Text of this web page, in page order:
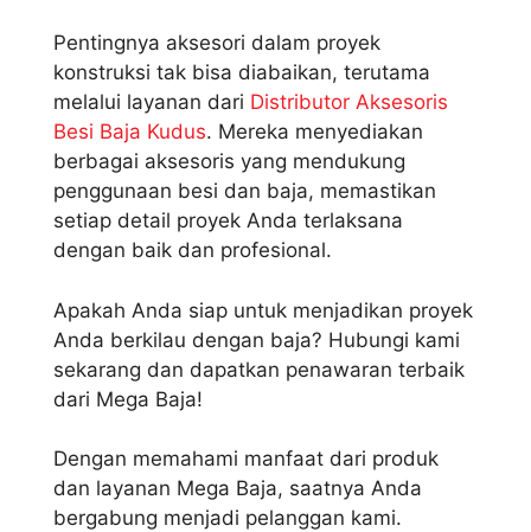
Pentingnya aksesori dalam proyek
konstruksi tak bisa diabaikan, terutama
melalui layanan dari Distributor Aksesoris
Besi Baja Kudus. Mereka menyediakan
berbagai aksesoris yang mendukung
penggunaan besi dan baja, memastikan
setiap detail proyek Anda terlaksana
dengan baik dan profesional.
Apakah Anda siap untuk menjadikan proyek
Anda berkilau dengan baja? Hubungi kami
sekarang dan dapatkan penawaran terbaik
dari Mega Baja!
Dengan memahami manfaat dari produk
dan layanan Mega Baja, saatnya Anda
bergabung menjadi pelanggan kami.